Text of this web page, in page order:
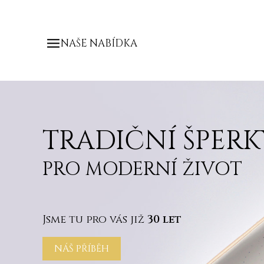
NAŠE NABÍDKA
TRADIČNÍ
PRO MODERNÍ ŽIVOT
Jsme tu pro vás již 30 let
NÁŠ PŘÍBĚH